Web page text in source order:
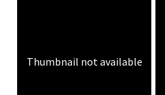
Thumbnail not available